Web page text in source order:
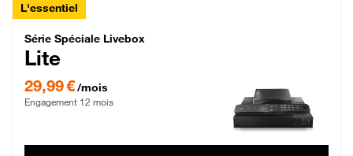
L'essentiel
Série Spéciale Livebox Lite Fibre
Série Spéciale Livebox
Lite
29,99 €/mois
Engagement 12 mois